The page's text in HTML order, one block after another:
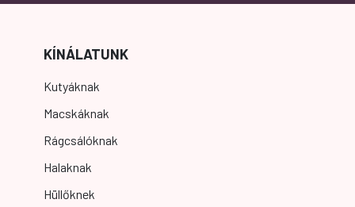
KÍNÁLATUNK
Kutyáknak
Macskáknak
Rágcsálóknak
Halaknak
Hüllőknek